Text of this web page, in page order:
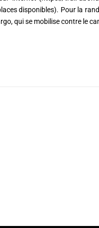
disponibles). Pour la
qui se mobilise contre le